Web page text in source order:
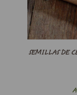
SEMILLAS DE